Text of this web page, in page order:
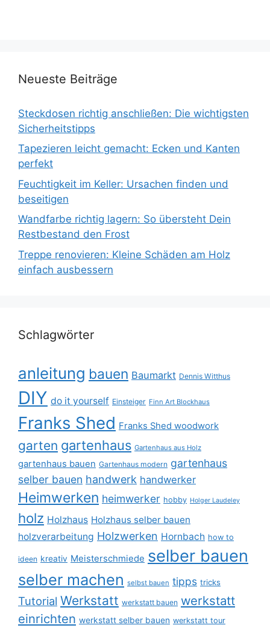
Neueste Beiträge
Steckdosen richtig anschließen: Die wichtigsten
Sicherheitstipps
Tapezieren leicht gemacht: Ecken und Kanten
perfekt
Feuchtigkeit im Keller: Ursachen finden und
beseitigen
Wandfarbe richtig lagern: So übersteht Dein
Restbestand den Frost
Treppe renovieren: Kleine Schäden am Holz
einfach ausbessern
Schlagwörter
anleitung bauen Baumarkt Dennis Witthus
DIY do it yourself Einsteiger Finn Art Blockhaus
Franks Shed Franks Shed woodwork
garten gartenhaus Gartenhaus aus Holz
gartenhaus bauen Gartenhaus modern gartenhaus
selber bauen handwerk handwerker
Heimwerken heimwerker hobby Holger Laudeley
holz Holzhaus Holzhaus selber bauen
holzverarbeitung Holzwerken Hornbach how to
ideen kreativ Meisterschmiede selber bauen
selber machen selbst bauen tipps tricks
Tutorial Werkstatt werkstatt bauen werkstatt
einrichten werkstatt selber bauen werkstatt tour